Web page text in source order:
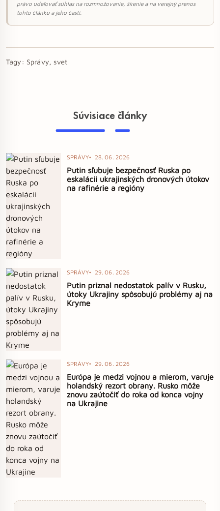
právo udeľovať súhlas na rozmnožovanie, šírenie a na verejný prenos
tohto článku a jeho častí.
Tagy: Správy, svet
Súvisiace články
SPRÁVY 28. 06. 2026
Putin sľubuje bezpečnosť Ruska po
eskalácii ukrajinských dronových útokov
na rafinérie a regióny
SPRÁVY 29. 06. 2026
Putin priznal nedostatok palív v Rusku,
útoky Ukrajiny spôsobujú problémy aj na
Kryme
SPRÁVY 29. 06. 2026
Európa je medzi vojnou a mierom, varuje
holandský rezort obrany. Rusko môže
znovu zaútočiť do roka od konca vojny
na Ukrajine